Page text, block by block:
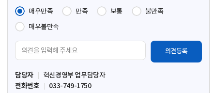
매우만족
만족 보통
불만족
매우불만족
견
입
력
담당자
혁신경영부 업무담당자
전화번호
033-749-1750